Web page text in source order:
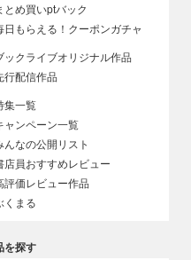
とめ買いptバック
日もらえる！クーポンガチャ
ックライブオリジナル作品
行配信作品
集一覧
ャンペーン一覧
んなの公開リスト
店員おすすめレビュー
評価レビュー作品
くまる
を探す